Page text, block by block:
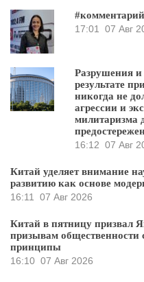
17:01
07 Авг
Разрушения
результате
никогда не
агрессии и
милитаризма
16:12 07 Авг
Китай уделяет внимание
развитию как основе
16:11
07 Авг 2026
Китай в пятницу призвал
призывам общественности
принципы
16:10 07 Авг 2026